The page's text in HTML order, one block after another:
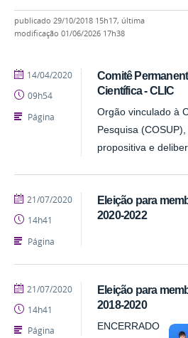
publicado 29/10/2018 15h17, última
modificação 01/06/2026 17h38
Comitê
Científica - CLIC
Orgão vinculado à
Pesquisa
propositiva e
publicado
14/04/2020
09h54
Página
Eleição para
2020-2022
publicado
21/07/2020
14h41
Página
Eleição para
2018-2020
ENCERRADO
publicado
21/07/2020
14h41
Página